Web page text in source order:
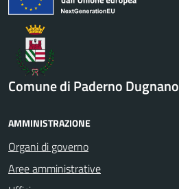
Comune di Paderno Dugnano
AMMINISTRAZIONE
Organi di governo
Aree amministrative